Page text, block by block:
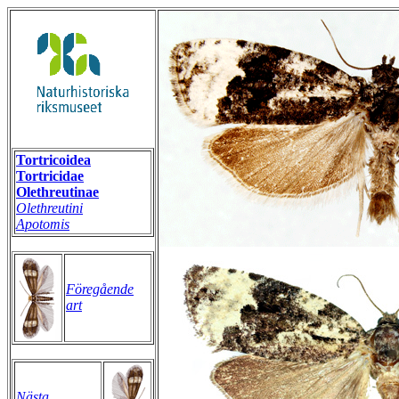
Tortricoidea
Tortricidae
Olethreutinae
Olethreutini
Apotomis
Föregående
art